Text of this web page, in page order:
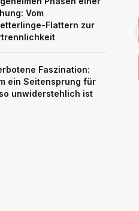
Vom
Flattern zur
Faszination:
ein Seitensprung für
unwiderstehlich ist